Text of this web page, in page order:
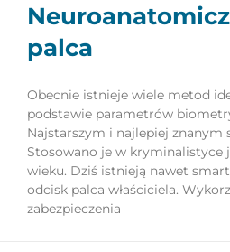
palca
Obecnie istnieje wiele metod
podstawie parametrów
Najstarszym i najlepiej znanym
Stosowano je w kryminalistyce
wieku. Dziś istnieją nawet
odcisk palca właściciela.
zabezpieczenia